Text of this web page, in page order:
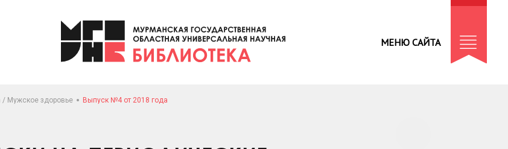
МЕНЮ САЙТА
/ Мужское здоровье Выпуск №4 от 2018 года